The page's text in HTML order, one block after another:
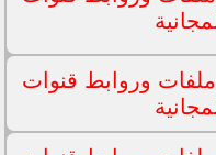
وروابط قنوات